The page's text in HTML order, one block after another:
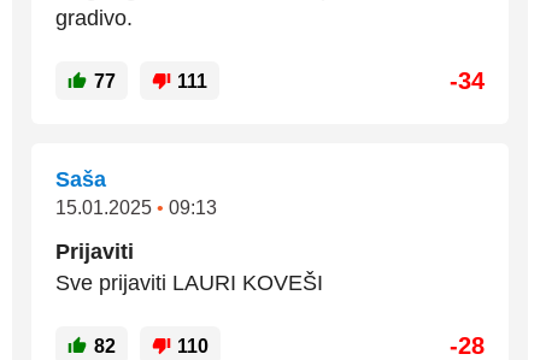
gradivo.
77 111 -34
Saša
15.01.2025 • 09:13
Prijaviti
Sve prijaviti LAURI KOVEŠI
82 110 -28